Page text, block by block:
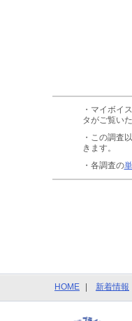
・マイボイ
タがご覧い
・この調査
きます。
・各調査の
HOME 新着情報